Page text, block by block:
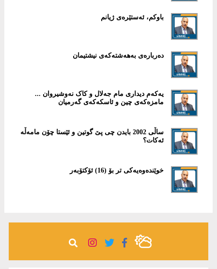
باوکم، ئەستێرەی ژیانم
دەربارەی بەھەشتەکەی نیشتیمان
یەکەم دیداری مام جەلال و کاک نەوشیروان ...
مامزەکەی چین و ئاسکەکەی گەرمیان
ساڵی 2002 بایدن چی پێ گوتین و ئێستا چۆن مامەڵە
ئەكات؟
خوێندەوەیەكی تر بۆ (16) ئۆكتۆبەر ‏